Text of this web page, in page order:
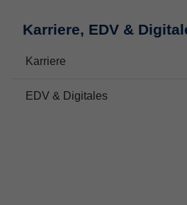
Karriere, EDV &
Karriere
EDV & Digitales